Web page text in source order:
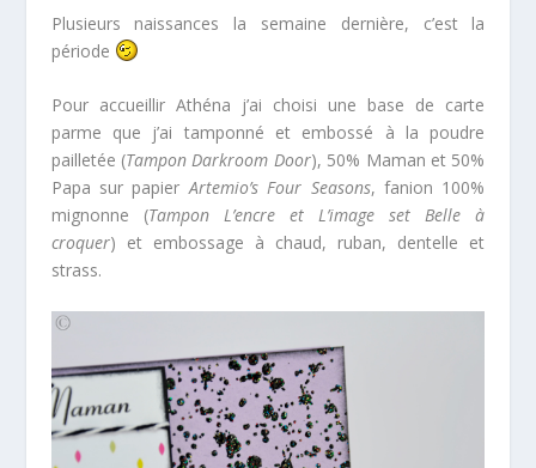
Plusieurs naissances la semaine dernière, c’est la
période
Pour accueillir Athéna j’ai choisi une base de carte
parme que j’ai tamponné et embossé à la poudre
pailletée (Tampon Darkroom Door), 50% Maman et 50%
Papa sur papierArtemio’s Four Seasons, fanion 100%
mignonne (Tampon L’encre et L’image set Belle à
croquer) et embossage à chaud, ruban, dentelle et
strass.